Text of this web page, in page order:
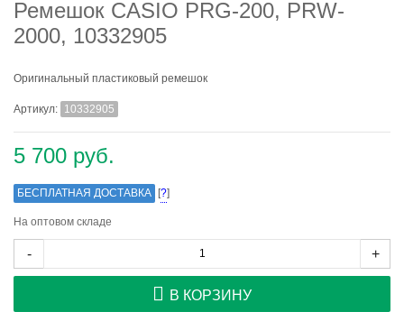
Ремешок CASIO PRG-200, PRW-
2000, 10332905
Оригинальный пластиковый ремешок
Артикул: 10332905
5 700 руб.
БЕСПЛАТНАЯ ДОСТАВКА [?]
На оптовом складе
- +
В КОРЗИНУ